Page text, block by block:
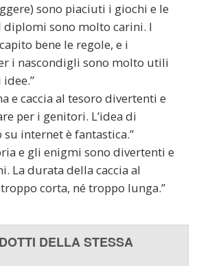
sono piaciuti i giochi e le
diplomi sono molto carini. I
bene le regole, e i
i nascondigli sono molto utili
e caccia al tesoro divertenti e
per i genitori. L’idea di
internet è fantastica.”
e gli enigmi sono divertenti e
La durata della caccia al
corta, né troppo lunga.”
DELLA STESSA